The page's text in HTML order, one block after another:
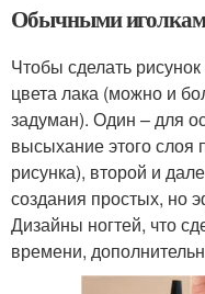
Обычными
Чтобы сделать
цвета лака (можно и
задуман). Один – для
высыхание этого слоя
рисунка), второй и
создания простых, но
Дизайны ногтей, что
времени,